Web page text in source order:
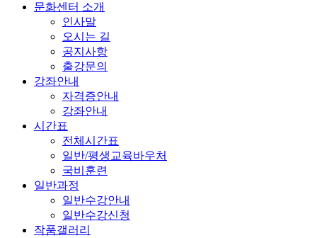
문화센터 소개
인사말
오시는 길
공지사항
출강문의
강좌안내
자격증안내
강좌안내
시간표
전체시간표
일반/평생교육바우처
국비훈련
일반과정
일반수강안내
일반수강신청
작품갤러리